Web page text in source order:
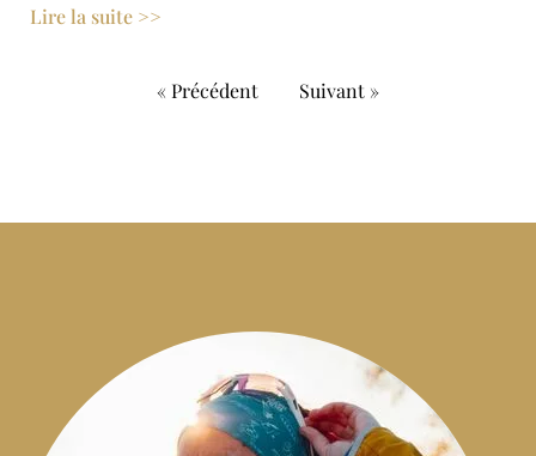
Lire la suite >>
« Précédent Suivant »